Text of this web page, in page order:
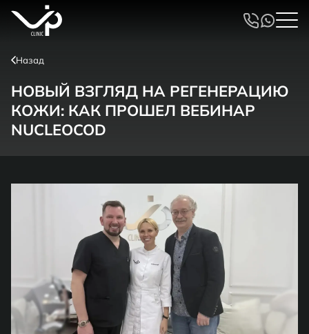
Назад
НОВЫЙ ВЗГЛЯД НА РЕГЕНЕРАЦИЮ
КОЖИ: КАК ПРОШЕЛ ВЕБИНАР
NUCLEOCOD